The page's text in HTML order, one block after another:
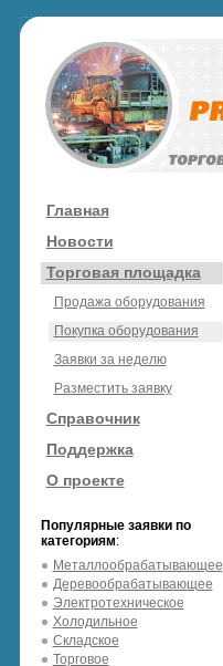
Главная
Новости
Торговая площадка
Продажа оборудования
Покупка оборудования
Заявки за неделю
Разместить заявку
Справочник
Поддержка
О проекте
Популярные заявки по
категориям:
Металлообрабатывающее
Деревообрабатывающее
Электротехническое
Холодильное
Складское
Торговое